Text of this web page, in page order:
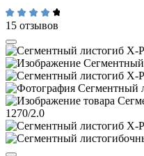
15 отзывов